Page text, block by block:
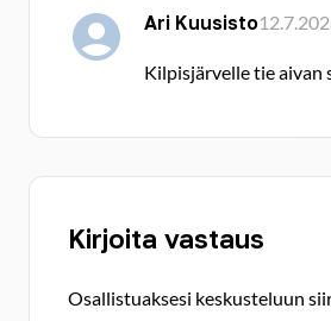
Ari Kuusisto
Kilpisjärvelle tie aivan
Kirjoita vastaus
Osallistuaksesi keskusteluun